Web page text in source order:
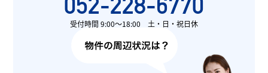
受付時間 9:00〜18:00 土・日・祝日休